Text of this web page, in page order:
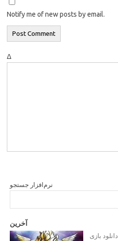
Notify me of new posts by email.
Δ
نرم‌افزار جستجو
آخرین
دانلود بازی Fire Pro Wrestling World